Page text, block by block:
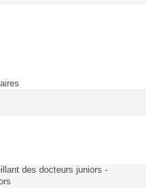
des docteurs juniors -